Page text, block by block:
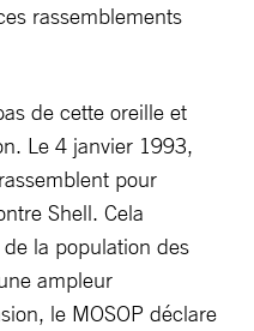
rassemblements
de cette oreille et
Le 4 janvier 1993,
pour
Shell. Cela
la population des
ampleur
le MOSOP déclare